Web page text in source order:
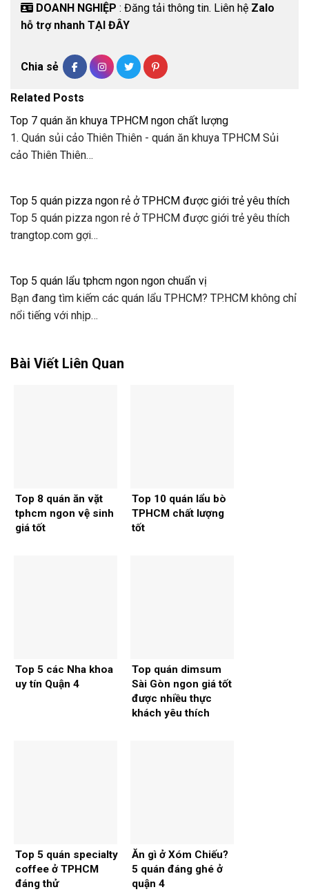
DOANH NGHIỆP : Đăng tải thông tin. Liên hệ Zalo
hỗ trợ nhanh TẠI ĐÂY
Chia sẻ
Related Posts
Top 7 quán ăn khuya TPHCM ngon chất lượng
1. Quán sủi cảo Thiên Thiên - quán ăn khuya TPHCM Sủi
cảo Thiên Thiên…
Top 5 quán pizza ngon rẻ ở TPHCM được giới trẻ yêu thích
Top 5 quán pizza ngon rẻ ở TPHCM được giới trẻ yêu thích
trangtop.com gợi…
Top 5 quán lẩu tphcm ngon ngon chuẩn vị
Bạn đang tìm kiếm các quán lẩu TPHCM? TP.HCM không chỉ
nổi tiếng với nhịp…
Bài Viết Liên Quan
Top 8 quán ăn vặt
tphcm ngon vệ sinh
giá tốt
Top 10 quán lẩu bò
TPHCM chất lượng
tốt
Top 5 các Nha khoa
uy tín Quận 4
Top quán dimsum
Sài Gòn ngon giá tốt
được nhiều thực
khách yêu thích
Top 5 quán specialty
coffee ở TPHCM
đáng thử
Ăn gì ở Xóm Chiếu?
5 quán đáng ghé ở
quận 4